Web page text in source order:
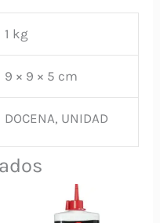
1 kg
9 × 9 × 5 cm
DOCENA, UNIDAD